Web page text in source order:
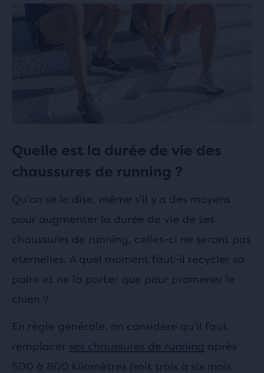
Quelle est la durée de vie des
chaussures de running ?
Qu'on se le dise, même s'il y a des moyens
pour augmenter la durée de vie de tes
chaussures de running, celles-ci ne seront pas
éternelles. A quel moment faut-il recycler sa
paire et ne la porter que pour promener le
chien ?
En règle générale, on considère qu’il faut
remplacer ses chaussures de running après
500 à 800 kilomètres (soit trois à six mois